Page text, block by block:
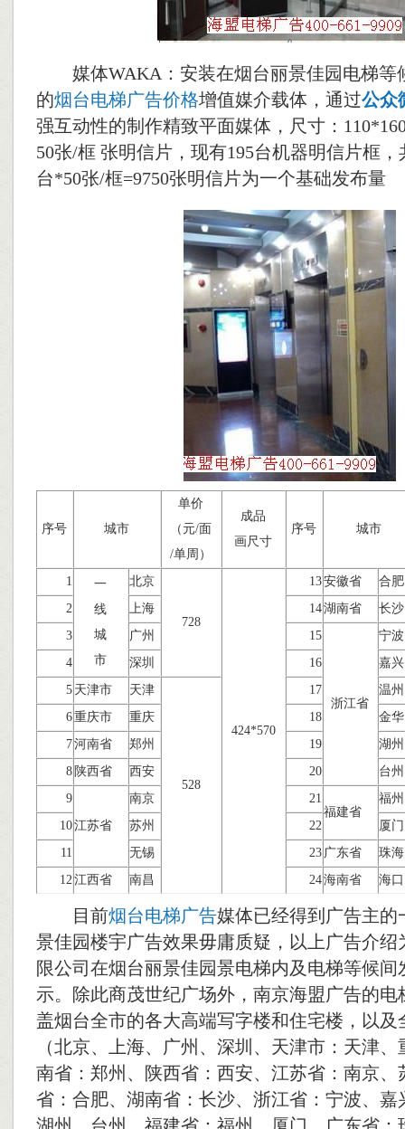
媒体WAKA：安装在烟台丽景佳园电梯等
的烟台电梯广告价格增值媒介载体，通过公众
强互动性的制作精致平面媒体，尺寸：
50张/框 张明信片，现有195台机器明信片框，
台*50张/框=9750张明信片为一个基础发布量
序号 城市
单价
（元/面
/单周）
成品
画尺寸
序号 城市
1
一
线
城
市
北京
728
424*570
13安徽省
合肥
2
上海 14湖南省
长沙
3
广州 15
浙江省
宁波
4
深圳 16
嘉兴
5 天津市 天津
528
17
温州
6重庆市 重庆 18
金华
7河南省 郑州 19
湖州
8 陕西省 西安 20
台州
9
江苏省
南京
21
福建省
福州
10
苏州 22
厦门
11
无锡 23 广东省
珠海
12江西省 南昌 24海南省 海口
目前烟台电梯广告媒体已经得到广告主的
景佳园楼宇广告效果毋庸质疑，以上广告介绍
限公司在烟台丽景佳园景电梯内及电梯等候间
示。除此商茂世纪广场外，南京海盟广告的电
盖烟台全市的各大高端写字楼和住宅楼，以及
（北京、上海、广州、深圳、天津市：天津
南省：郑州、陕西省：西安、江苏省：南京、
省：合肥、湖南省：长沙、浙江省：宁波、嘉